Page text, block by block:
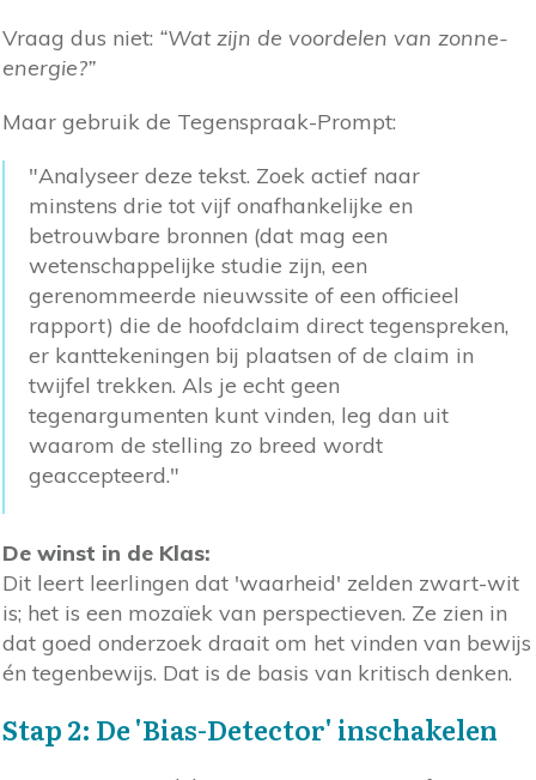
Vraag dus niet: “Wat zijn de voordelen van zonne-
energie?”
Maar gebruik de Tegenspraak-Prompt:
"Analyseer deze tekst. Zoek actief naar
minstens drie tot vijf onafhankelijke en
betrouwbare bronnen (dat mag een
wetenschappelijke studie zijn, een
gerenommeerde nieuwssite of een officieel
rapport) die de hoofdclaim direct tegenspreken,
er kanttekeningen bij plaatsen of de claim in
twijfel trekken. Als je echt geen
tegenargumenten kunt vinden, leg dan uit
waarom de stelling zo breed wordt
geaccepteerd."
De winst in de Klas:
Dit leert leerlingen dat 'waarheid' zelden zwart-wit
is; het is een mozaïek van perspectieven. Ze zien in
dat goed onderzoek draait om het vinden van bewijs
én tegenbewijs. Dat is de basis van kritisch denken.
Stap 2: De 'Bias-Detector' inschakelen